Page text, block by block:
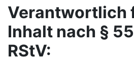
Verantwortlich
Inhalt nach §
RStV: